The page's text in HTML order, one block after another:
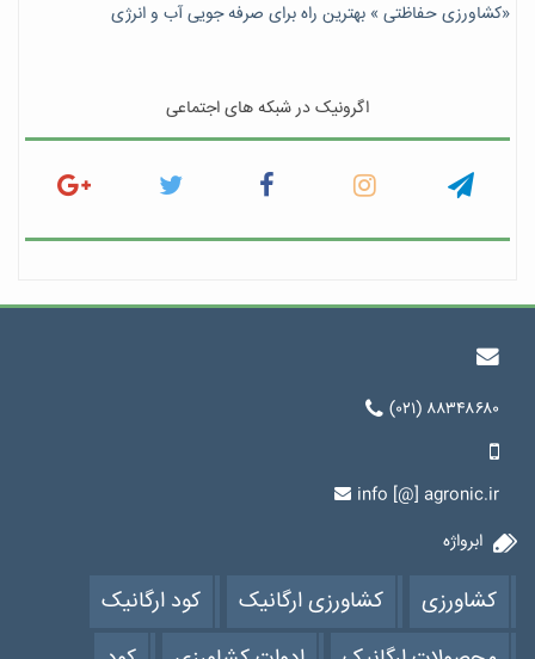
«کشاورزی حفاظتی » بهترین راه برای صرفه جویی آب و انرژی
اگرونیک در شبکه های اجتماعی
(۰۲۱) ۸۸۳۴۸۶۸۰
info [@] agronic.ir
ابرواژه
کشاورزی کشاورزی ارگانیک
کود ارگانیک